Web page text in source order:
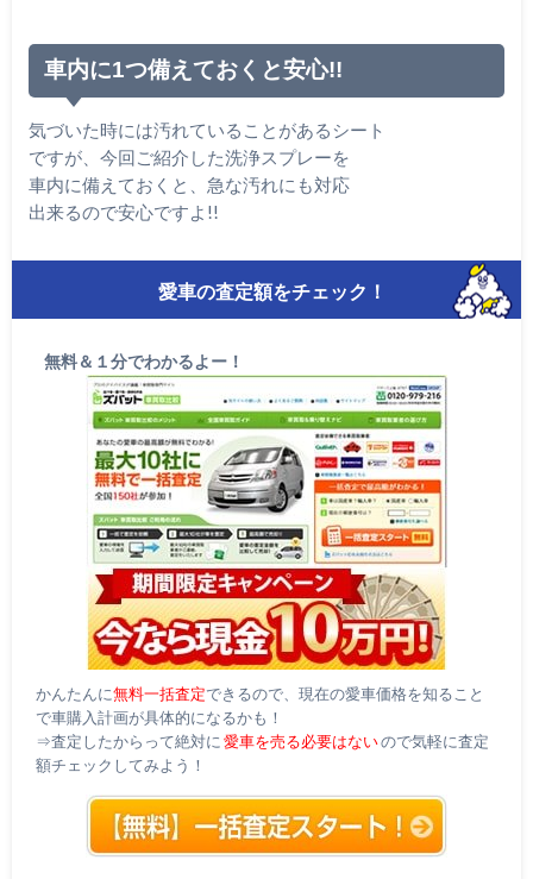
車内に1つ備えておくと安心!!
気づいた時には汚れていることがあるシート
ですが、今回ご紹介した洗浄スプレーを
車内に備えておくと、急な汚れにも対応
出来るので安心ですよ!!
愛車の査定額をチェック！
無料＆１分でわかるよー！
かんたんに無料一括査定できるので、現在の愛車価格を知ること
で車購入計画が具体的になるかも！
⇒査定したからって絶対に 愛車を売る必要はないので気軽に査定
額チェックしてみよう！